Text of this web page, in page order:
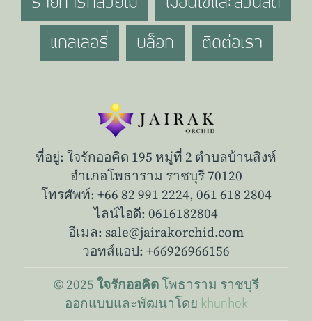
แกลเลอรี่ บล็อก ติดต่อเรา
ที่อยู่: ใจรักออคิด 195 หมู่ที่ 2 ตำบลบ้านสิงห์
อำเภอโพธาราม ราชบุรี 70120
โทรศัพท์: +66 82 991 2224, 061 618 2804
ไลน์ไอดี: 0616182804
อีเมล: sale@jairakorchid.com
วอทส์แอป: +66926966156
© 2025 ใจรักออคิด โพธาราม ราชบุรี
ออกแบบและพัฒนาโดย khunhok